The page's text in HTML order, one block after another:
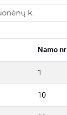
Namo nr
1
10